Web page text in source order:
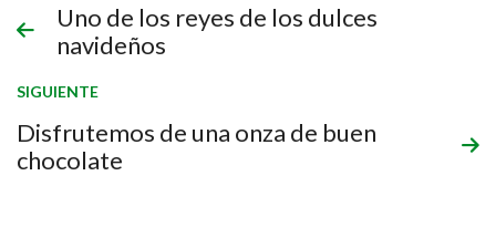
Uno de los reyes de los dulces
navideños
SIGUIENTE
Disfrutemos de una onza de buen
chocolate